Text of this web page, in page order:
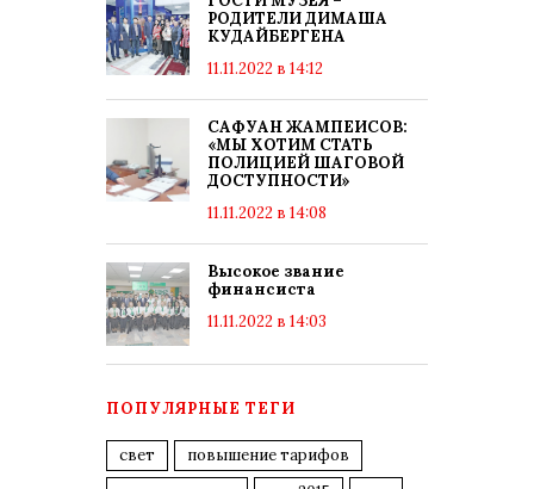
РОДИТЕЛИ ДИМАША
КУДАЙБЕРГЕНА
11.11.2022 в 14:12
САФУАН ЖАМПЕИСОВ:
«МЫ ХОТИМ СТАТЬ
ПОЛИЦИЕЙ ШАГОВОЙ
ДОСТУПНОСТИ»
11.11.2022 в 14:08
Высокое звание
финансиста
11.11.2022 в 14:03
ПОПУЛЯРНЫЕ ТЕГИ
свет
повышение тарифов